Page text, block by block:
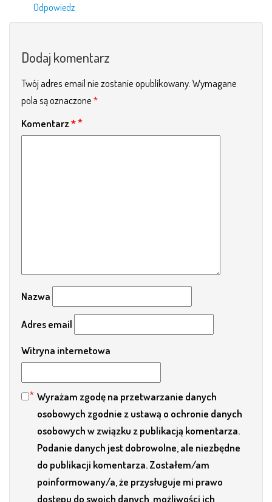
Odpowiedz
Dodaj komentarz
Twój adres email nie zostanie opublikowany. Wymagane
pola są oznaczone*
Komentarz*
Nazwa
Adres email
Witryna internetowa
Wyrażam zgodę na przetwarzanie danych
osobowych zgodnie z ustawą o ochronie danych
osobowych w związku z publikacją komentarza.
Podanie danych jest dobrowolne, ale niezbędne
do publikacji komentarza. Zostałem/am
poinformowany/a, że przysługuje mi prawo
dostępu do swoich danych, możliwości ich